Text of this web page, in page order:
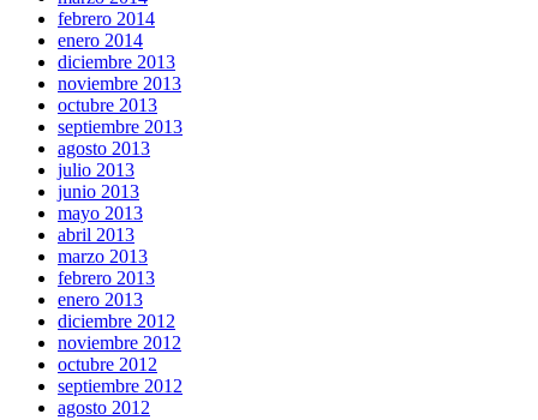
febrero 2014
enero 2014
diciembre 2013
noviembre 2013
octubre 2013
septiembre 2013
agosto 2013
julio 2013
junio 2013
mayo 2013
abril 2013
marzo 2013
febrero 2013
enero 2013
diciembre 2012
noviembre 2012
octubre 2012
septiembre 2012
agosto 2012